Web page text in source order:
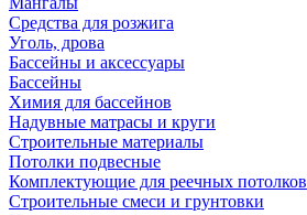
Средства для розжига
Уголь, дрова
Бассейны и аксессуары
Бассейны
Химия для бассейнов
Надувные матрасы и круги
Строительные материалы
Потолки подвесные
Комплектующие для реечных потолков
Строительные смеси и грунтовки